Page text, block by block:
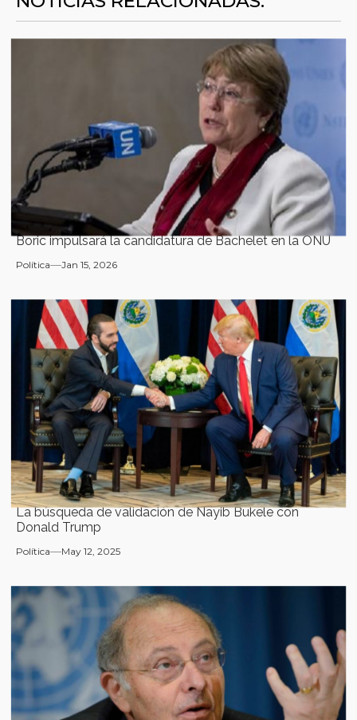
Boric impulsará la candidatura de Bachelet en la ONU
Política Jan 15, 2026
La búsqueda de validación de Nayib Bukele con
Donald Trump
Política May 12, 2025